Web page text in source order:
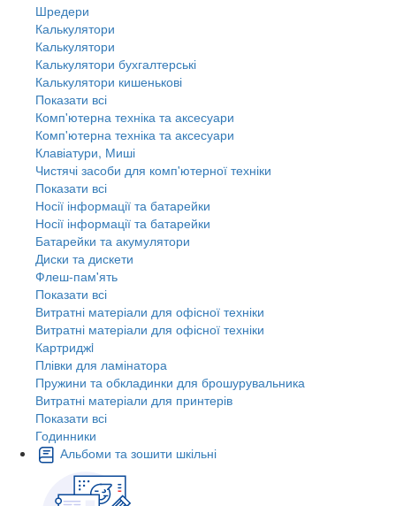
Шредери
Калькулятори
Калькулятори
Калькулятори бухгалтерські
Калькулятори кишенькові
Показати всі
Комп'ютерна техніка та аксесуари
Комп'ютерна техніка та аксесуари
Клавіатури, Миші
Чистячі засоби для комп'ютерної техніки
Показати всі
Носії інформації та батарейки
Носії інформації та батарейки
Батарейки та акумулятори
Диски та дискети
Флеш-пам'ять
Показати всі
Витратні матеріали для офісної техніки
Витратні матеріали для офісної техніки
Картриджi
Плівки для ламінатора
Пружини та обкладинки для брошурувальника
Витратні матеріали для принтерів
Показати всі
Годинники
Альбоми та зошити шкільні